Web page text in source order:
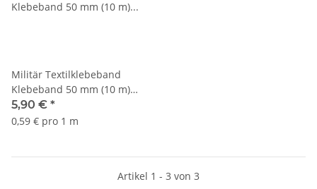
Militär Textilklebeband
Klebeband 50 mm (10 m)
schwarz Mil-Tec 15934002
5,90 € *
0,59 € pro 1 m
Artikel 1 - 3 von 3